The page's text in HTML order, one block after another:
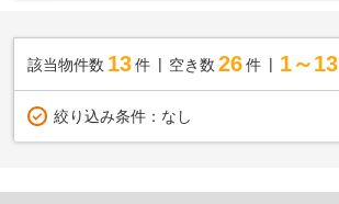
該当物件数 13件 空き数 26 件 1～13
絞り込み条件： なし